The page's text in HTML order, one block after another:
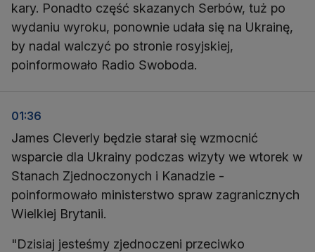
kary. Ponadto część skazanych Serbów, tuż po
wydaniu wyroku, ponownie udała się na Ukrainę,
by nadal walczyć po stronie rosyjskiej,
poinformowało Radio Swoboda.
01:36
James Cleverly będzie starał się wzmocnić
wsparcie dla Ukrainy podczas wizyty we wtorek w
Stanach Zjednoczonych i Kanadzie -
poinformowało ministerstwo spraw zagranicznych
Wielkiej Brytanii.
"Dzisiaj jesteśmy zjednoczeni przeciwko